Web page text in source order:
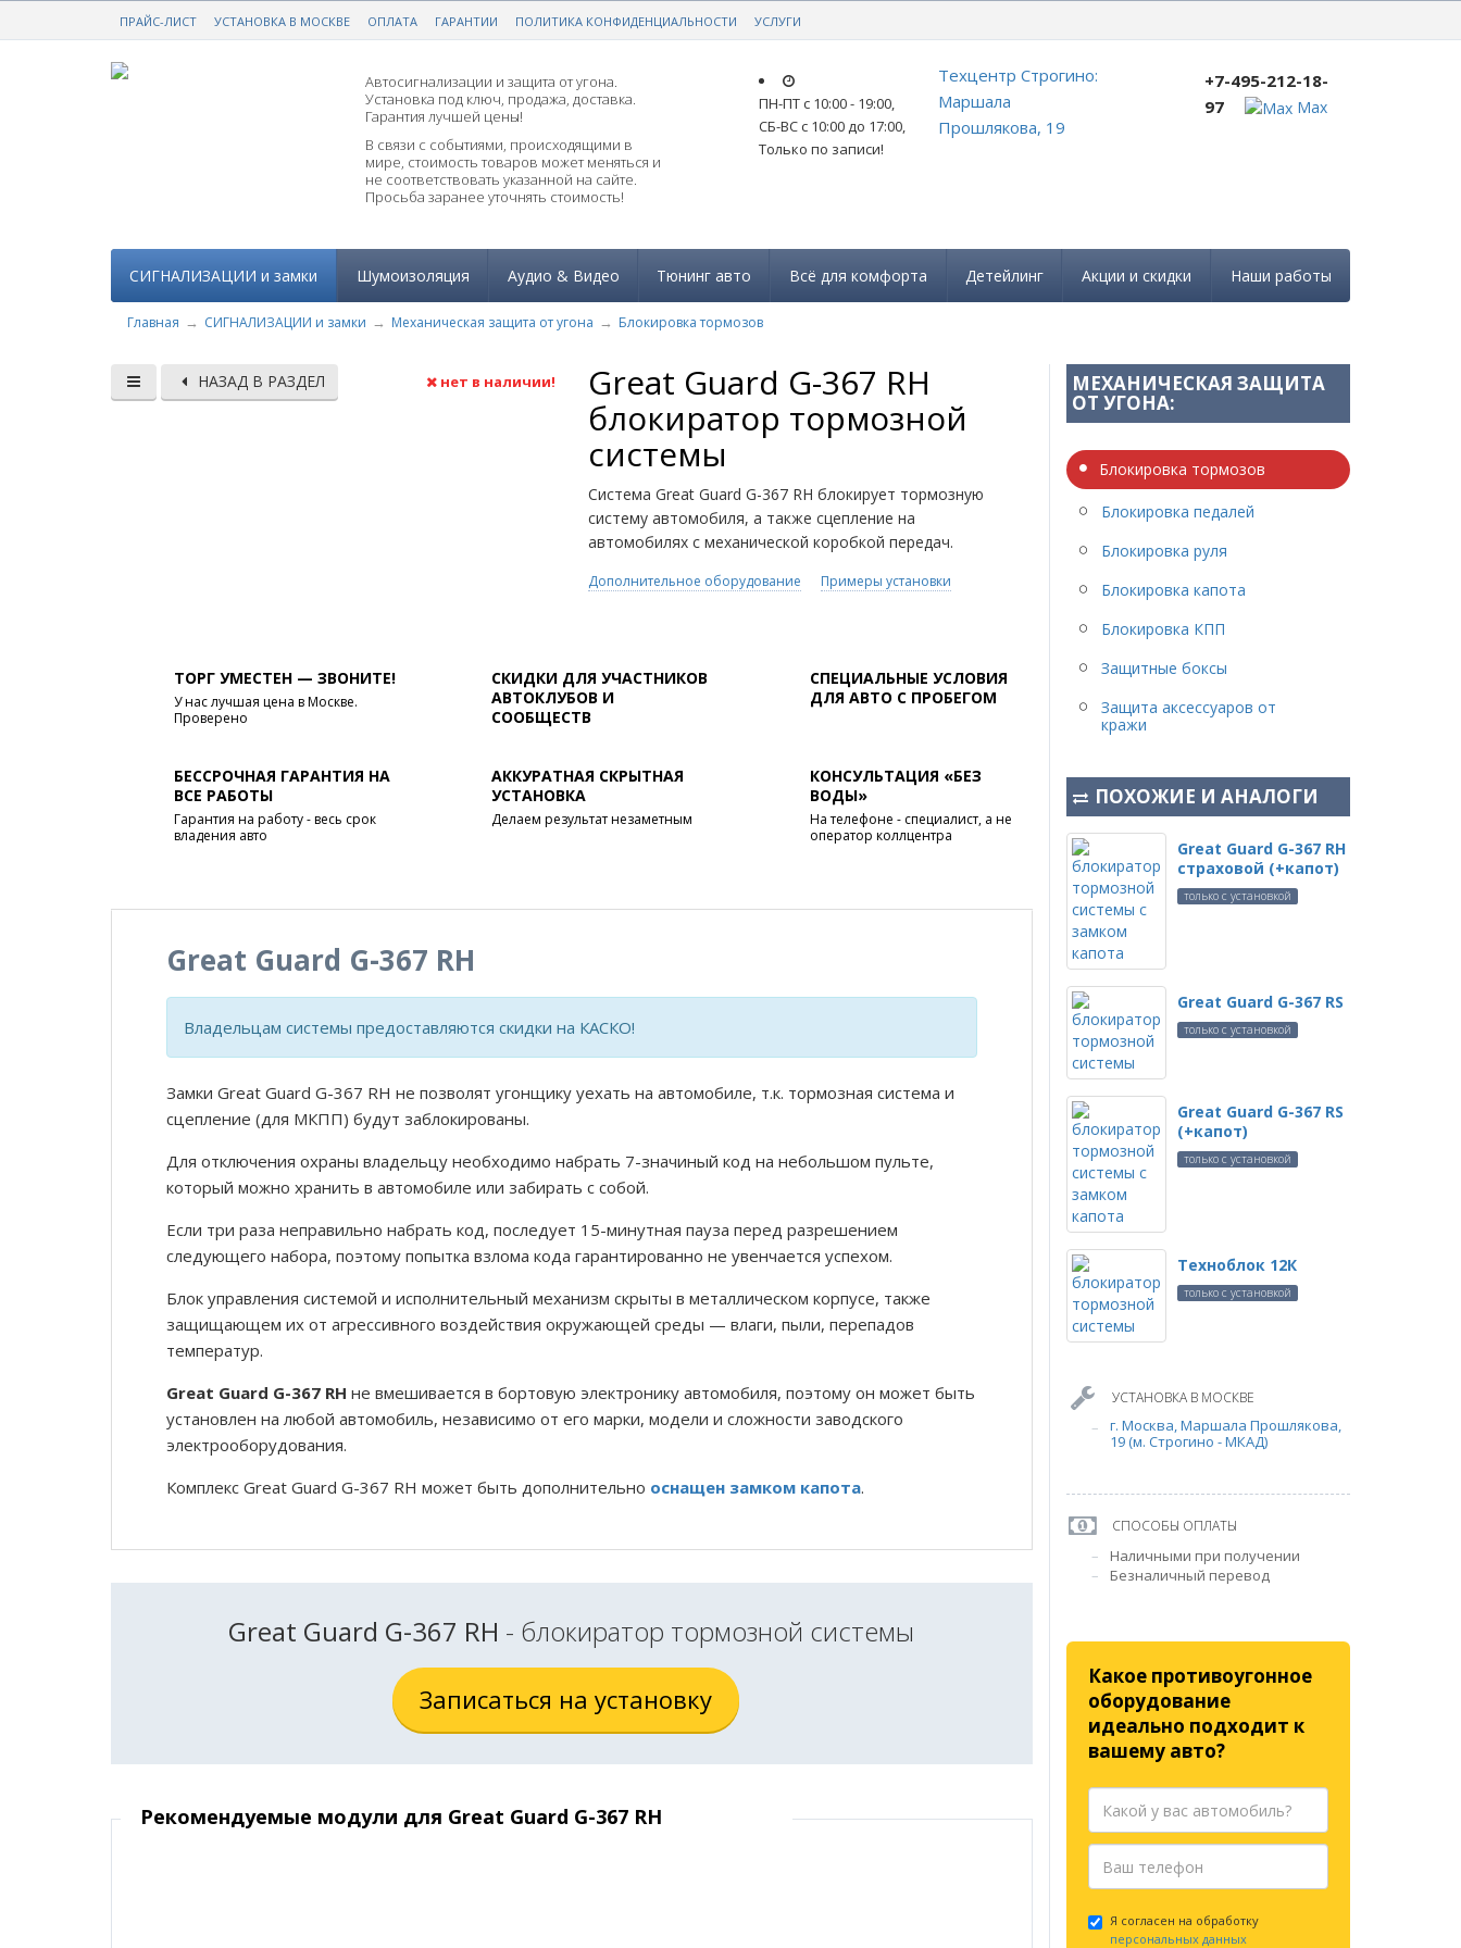
НАДЕЖНАЯ ЗАЩИТА ОТ УГОНА С ГАРАНТИЕЙ! ЗАКАЗАТЬ ПОДБОР ПО АВТО
ПРАЙС-ЛИСТ УСТАНОВКА В МОСКВЕ ОПЛАТА ГАРАНТИИ ПОЛИТИКА КОНФИДЕНЦИАЛЬНОСТИ УСЛУГИ
Автосигнализации и защита от угона.
Установка под ключ, продажа, доставка.
Гарантия лучшей цены!
В связи с событиями, происходящими в
мире, стоимость товаров может меняться и
не соответствовать указанной на сайте.
Просьба заранее уточнять стоимость!
ПН-ПТ с 10:00 - 19:00,
СБ-ВС с 10:00 до 17:00,
Только по записи!
Техцентр Строгино:
Маршала
Прошлякова, 19
+7-495-212-18-
97
Max
СИГНАЛИЗАЦИИ и замки Шумоизоляция Аудио & Видео Тюнинг авто Всё для комфорта Детейлинг Акции и скидки Наши работы
Главная СИГНАЛИЗАЦИИ и замки Механическая защита от угона Блокировка тормозов
Great Guard G-367 RH
блокиратор тормозной
системы
НАЗАД В РАЗДЕЛ нет в наличии!
Система Great Guard G-367 RH блокирует тормозную
систему автомобиля, а также сцепление на
автомобилях с механической коробкой передач.
Дополнительное оборудование Примеры установки
ТОРГ УМЕСТЕН — ЗВОНИТЕ!
У нас лучшая цена в Москве.
Проверено
СКИДКИ ДЛЯ УЧАСТНИКОВ
АВТОКЛУБОВ И
СООБЩЕСТВ
СПЕЦИАЛЬНЫЕ УСЛОВИЯ
ДЛЯ АВТО С ПРОБЕГОМ
БЕССРОЧНАЯ ГАРАНТИЯ НА
ВСЕ РАБОТЫ
Гарантия на работу - весь срок
владения авто
АККУРАТНАЯ СКРЫТНАЯ
УСТАНОВКА
Делаем результат незаметным
КОНСУЛЬТАЦИЯ «БЕЗ
ВОДЫ»
На телефоне - специалист, а не
оператор коллцентра
Great Guard G-367 RH
Владельцам системы предоставляются скидки на КАСКО!
Замки Great Guard G-367 RH не позволят угонщику уехать на автомобиле, т.к. тормозная система и
сцепление (для МКПП) будут заблокированы.
Для отключения охраны владельцу необходимо набрать 7-значиный код на небольшом пульте,
который можно хранить в автомобиле или забирать с собой.
Если три раза неправильно набрать код, последует 15-минутная пауза перед разрешением
следующего набора, поэтому попытка взлома кода гарантированно не увенчается успехом.
Блок управления системой и исполнительный механизм скрыты в металлическом корпусе, также
защищающем их от агрессивного воздействия окружающей среды — влаги, пыли, перепадов
температур.
Great Guard G-367 RH не вмешивается в бортовую электронику автомобиля, поэтому он может быть
установлен на любой автомобиль, независимо от его марки, модели и сложности заводского
электрооборудования.
Комплекс Great Guard G-367 RH может быть дополнительно оснащен замком капота.
Great Guard G-367 RH - блокиратор тормозной системы
Записаться на установку
Рекомендуемые модули для Great Guard G-367 RH
МЕХАНИЧЕСКАЯ ЗАЩИТА
ОТ УГОНА:
Блокировка тормозов
Блокировка педалей
Блокировка руля
Блокировка капота
Блокировка КПП
Защитные боксы
Защита аксессуаров от
кражи
ПОХОЖИЕ И АНАЛОГИ
Great Guard G-367 RH
страховой (+капот)
только с установкой
Great Guard G-367 RS
только с установкой
Great Guard G-367 RS
(+капот)
только с установкой
Техноблок 12К
только с установкой
УСТАНОВКА В МОСКВЕ
г. Москва, Маршала Прошлякова,
19 (м. Строгино - МКАД)
СПОСОБЫ ОПЛАТЫ
Наличными при получении
Безналичный перевод
Какое противоугонное
оборудование
идеально подходит к
вашему авто?
Я согласен на обработку
персональных данных